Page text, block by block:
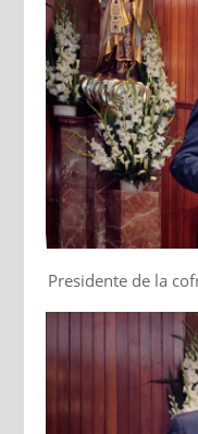
Presidente de la